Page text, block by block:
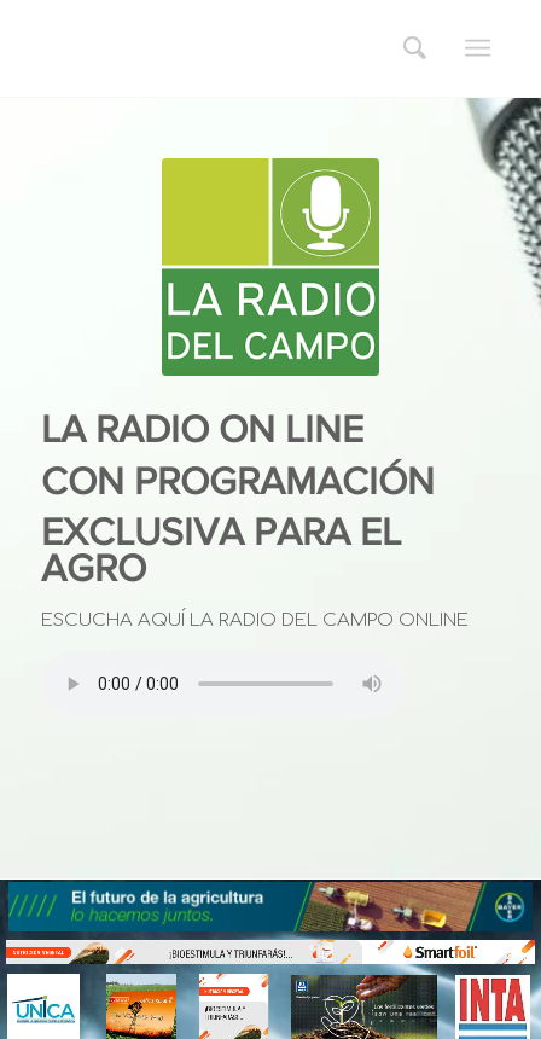
LA RADIO ON LINE
CON PROGRAMACIÓN
EXCLUSIVA PARA EL
AGRO
ESCUCHA AQUÍ LA RADIO DEL CAMPO ONLINE